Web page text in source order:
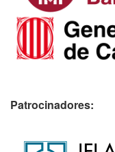
Patrocinadores: